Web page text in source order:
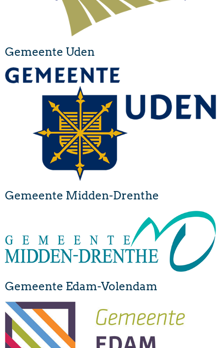
Gemeente Uden
Gemeente Midden-Drenthe
Gemeente Edam-Volendam